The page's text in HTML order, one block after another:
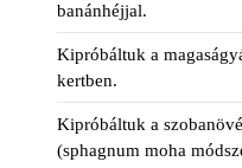
banánhéjjal.
Kipróbáltuk a
kertben.
Kipróbáltuk a
(sphagnum moha